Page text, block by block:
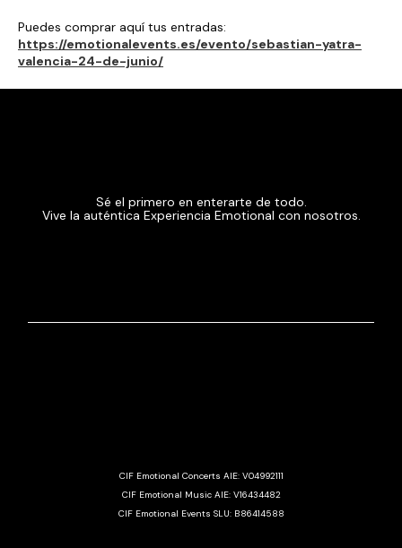
Puedes comprar aquí tus entradas:
https://emotionalevents.es/evento/sebastian-yatra-
valencia-24-de-junio/
Sé el primero en enterarte de todo.
Vive la auténtica Experiencia Emotional con nosotros.
CIF Emotional Concerts AIE: V04992111
CIF Emotional Music AIE: V16434482
CIF Emotional Events SLU: B86414588